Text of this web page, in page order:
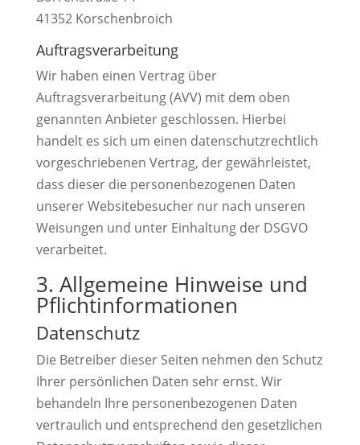
41352 Korschenbroich
Auftragsverarbeitung
Wir haben einen Vertrag über
Auftragsverarbeitung (AVV) mit dem oben
genannten Anbieter geschlossen. Hierbei
handelt es sich um einen datenschutzrechtlich
vorgeschriebenen Vertrag, der gewährleistet,
dass dieser die personenbezogenen Daten
unserer Websitebesucher nur nach unseren
Weisungen und unter Einhaltung der DSGVO
verarbeitet.
3. Allgemeine Hinweise und
Pflicht­informationen
Datenschutz
Die Betreiber dieser Seiten nehmen den Schutz
Ihrer persönlichen Daten sehr ernst. Wir
behandeln Ihre personenbezogenen Daten
vertraulich und entsprechend den gesetzlichen